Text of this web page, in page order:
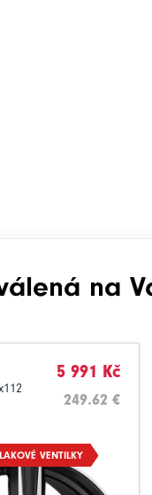
na
5 991 Kč
249.62 €
VENTILKY